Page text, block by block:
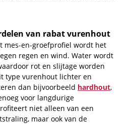
van rabat vurenhout
mes-en-groefprofiel wordt het
regen en wind. Water wordt
rot en slijtage worden
type vurenhout lichter en
dan bijvoorbeeld hardhout,
voor langdurige
niet alleen van een
maar ook van de